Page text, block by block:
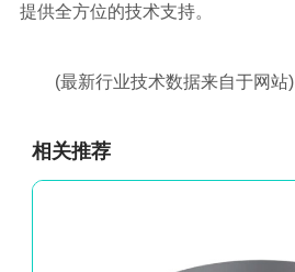
提供全方位的技术支持。
(最新行业技术数据来自于网站)
相关推荐